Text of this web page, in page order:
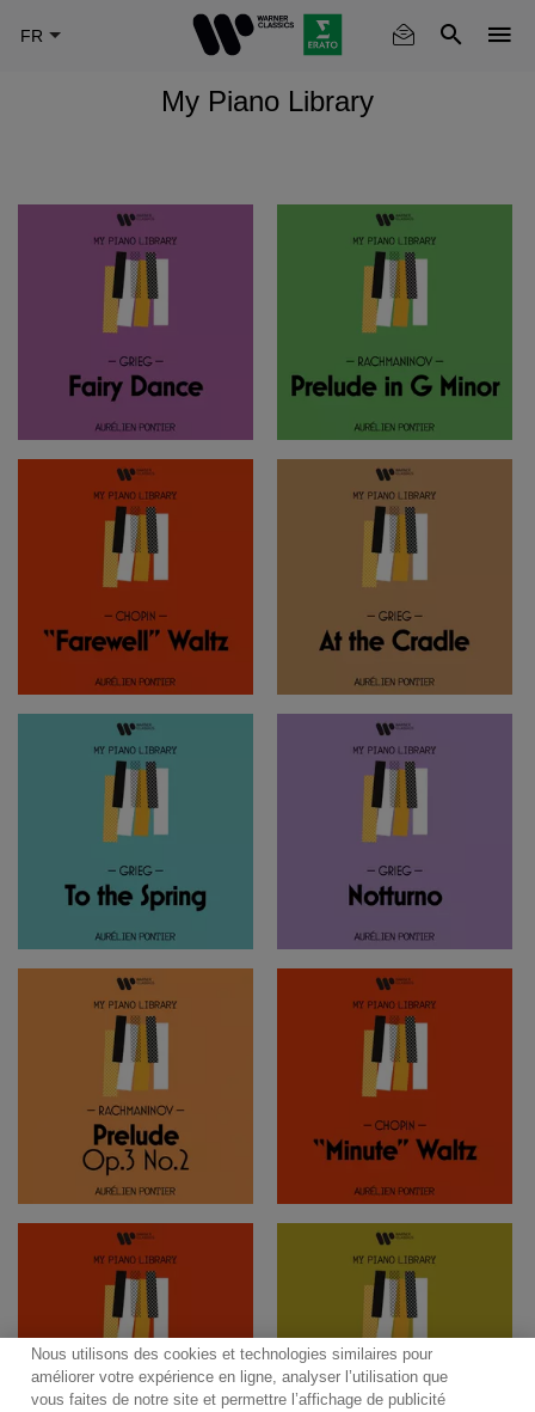
My Piano Library
Nous utilisons des cookies et technologies similaires pour
améliorer votre expérience en ligne, analyser l’utilisation que
vous faites de notre site et permettre l’affichage de publicité